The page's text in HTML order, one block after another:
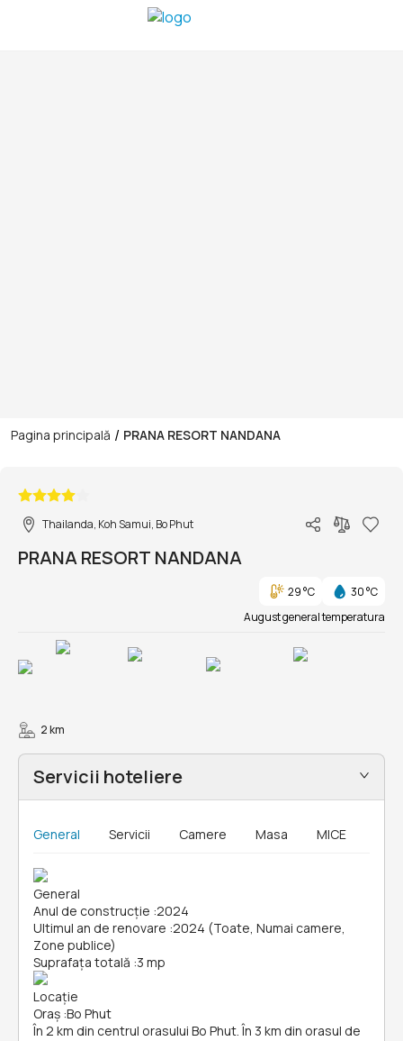
Pagina principală / PRANA RESORT NANDANA
Thailanda, Koh Samui, Bo Phut
PRANA RESORT NANDANA
29 °C
30 °C
August general temperatura
2 km
Servicii hoteliere
General Servicii Camere Masa MICE
General
Anul de construcție :2024
Ultimul an de renovare :2024 (Toate, Numai camere,
Zone publice)
Suprafața totală :3 mp
Locație
Oraș :Bo Phut
În 2 km din centrul orasului Bo Phut. În 3 km din orasul de